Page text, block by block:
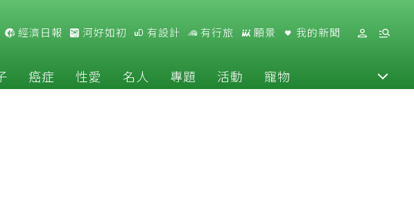
經濟日報 河好如初 有設計 有行旅 願景 我的新聞
癌症 性愛 名人 專題 活動 寵物